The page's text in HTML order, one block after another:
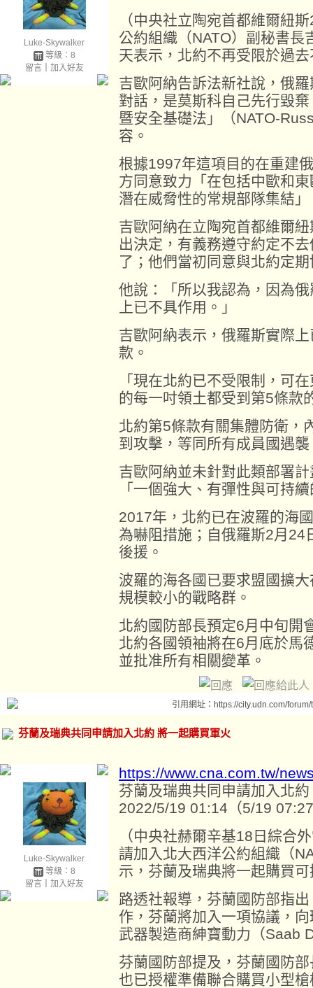
Luke-Skywalker
等級：8
留言｜ 加入好友
（中央社立陶宛首都維爾紐
公約組織（NATO）副秘書
天表示，北約不再受限於過
吉歐阿納告訴法新社說，俄
對話，是莫斯科自己先行毀
暨安全基礎法」（NATO-
容。
根據1997年這項目的在重建
方同意致力「在包括中歐和
潛在威脅性的常規部隊集結」
吉歐阿納在立陶宛首都維爾
出決定，有義務遵守約定不
了；他們當初同意與北約定
他說：「所以我認為，因為
上已不具作用。」
吉歐阿納表示，俄羅斯實際
款。
「現在北約已不受限制，可
的每一吋領土都受到第5條款
北約第5條款有關集體防衛，
到攻擊，等同所有成員國遇襲
吉歐阿納並未針對此類部署
「一個強大、有彈性與可持
2017年，北約已在波羅的海
為嚇阻措施；自俄羅斯2月24
後援。
波羅的海各國已要求盟國擴
規模較小的戰略群。
北約國防部長預定6月中旬開
北約各國領袖將在6月底於馬
並批准所有相關變革。
引用網址：https://city.udn.com/
芬蘭及瑞典共同申請加入北約 將一起購買軍火
Luke-Skywalker
等級：8
留言｜ 加入好友
https://www.cna.com.tw/
芬蘭及瑞典共同申請加入北
2022/5/19 01:14（5/19
（中央社赫爾辛基18日綜合
請加入北大西洋公約組織（
示，芬蘭及瑞典將一起購買
路透社報導，芬蘭國防部指
作，芬蘭將加入一項協議，
武器製造商紳寶動力（Saab
芬蘭國防部提及，芬蘭國防
也已授權準備聯合購買小型